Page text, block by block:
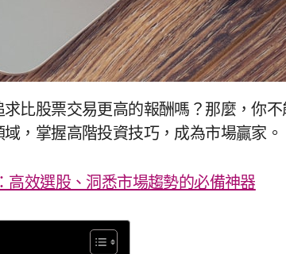
，掌握高階投資技巧，成為市場贏家。
高效選股、洞悉市場趨勢的必備神器